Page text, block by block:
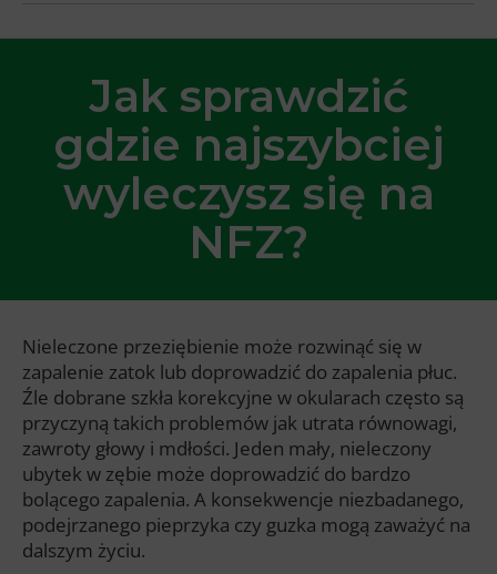
Jak sprawdzić
gdzie najszybciej
wyleczysz się na
NFZ?
Nieleczone przeziębienie może rozwinąć się w
zapalenie zatok lub doprowadzić do zapalenia płuc.
Źle dobrane szkła korekcyjne w okularach często są
przyczyną takich problemów jak utrata równowagi,
zawroty głowy i mdłości. Jeden mały, nieleczony
ubytek w zębie może doprowadzić do bardzo
bolącego zapalenia. A konsekwencje niezbadanego,
podejrzanego pieprzyka czy guzka mogą zaważyć na
dalszym życiu.